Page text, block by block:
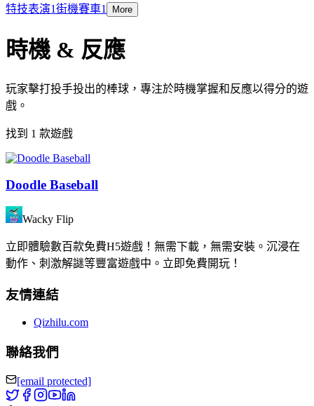
特技表演1街機賽車1 More
時機 & 反應
玩家擊打投手投出的棒球，專注於時機掌握和反應以得分的遊
戲。
找到 1 款遊戲
Doodle Baseball
Wacky Flip
立即體驗數百款免費H5遊戲！無需下載，無需安裝。沉浸在
動作、刺激解謎等豐富遊戲中。立即免費開玩！
友情連結
Qizhilu.com
聯絡我們
[email protected]